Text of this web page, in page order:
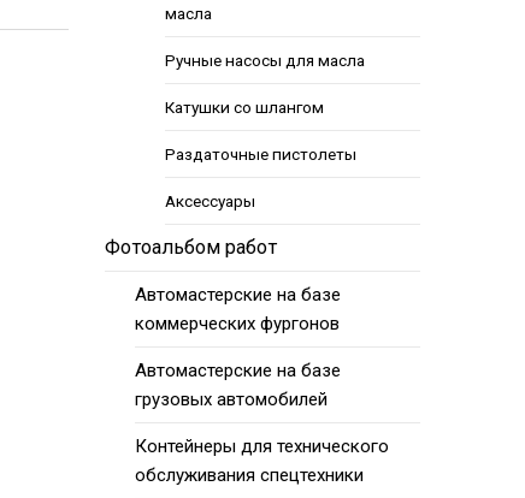
масла
Ручные насосы для масла
Катушки со шлангом
Раздаточные пистолеты
Аксессуары
Фотоальбом работ
Автомастерские на базе
коммерческих фургонов
Автомастерские на базе
грузовых автомобилей
Контейнеры для технического
обслуживания спецтехники